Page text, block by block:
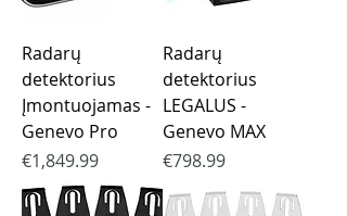
Radarų
detektorius
Įmontuojamas -
Genevo Pro
Price
€1,849.99
Radarų
detektorius
LEGALUS -
Genevo MAX
Price
€798.99